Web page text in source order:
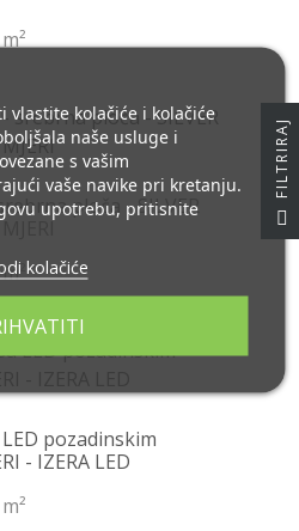
ploča - SILVER
pozadinskim
- IZERA LED
vlastite kolačiće i kolačiće
naše usluge i
s vašim
vaše navike pri kretanju.
upotrebu, pritisnite
kolačiće
J